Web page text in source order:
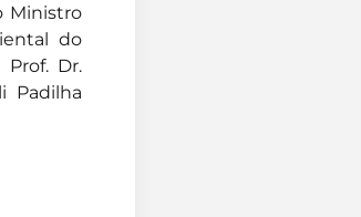
Ministro
do
Dr.
Padilha